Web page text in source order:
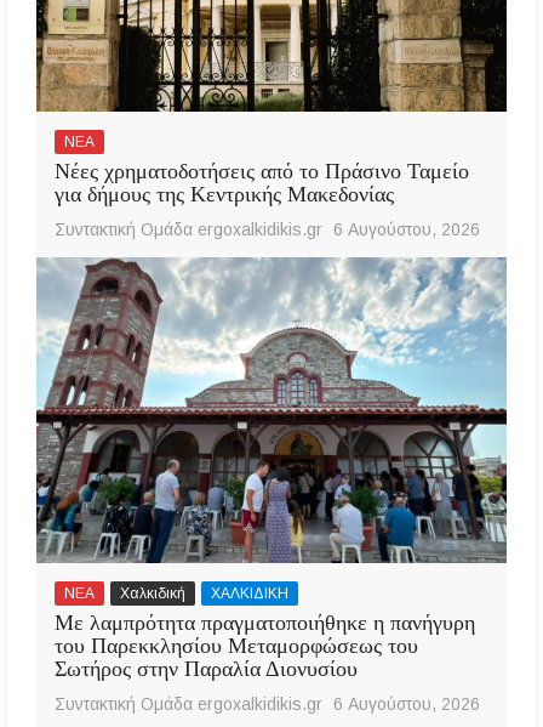
ΝΕΑ
Νέες χρηματοδοτήσεις από το Πράσινο Ταμείο
για δήμους της Κεντρικής Μακεδονίας
Συντακτική Ομάδα ergoxalkidikis.gr 6 Αυγούστου, 2026
ΝΕΑ Χαλκιδική ΧΑΛΚΙΔΙΚΗ
Με λαμπρότητα πραγματοποιήθηκε η πανήγυρη
του Παρεκκλησίου Μεταμορφώσεως του
Σωτήρος στην Παραλία Διονυσίου
Συντακτική Ομάδα ergoxalkidikis.gr 6 Αυγούστου, 2026